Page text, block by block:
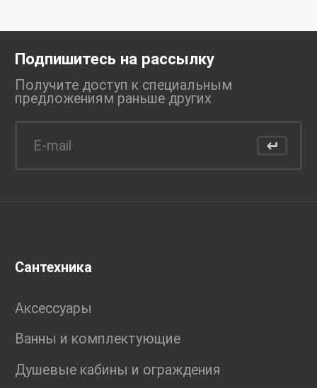
Подпишитесь на рассылку
Получите доступ к специальным
предложениям раньше других
Сантехника
Аксессуары
Ванны и комплектующие
Душевые кабины и ограждения